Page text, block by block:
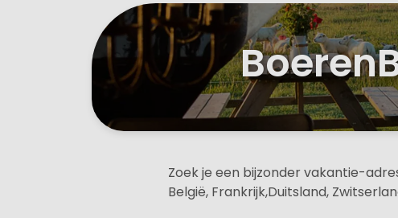
Zoek je een bijzonder vakantie-
België, Frankrijk,Duitsland,